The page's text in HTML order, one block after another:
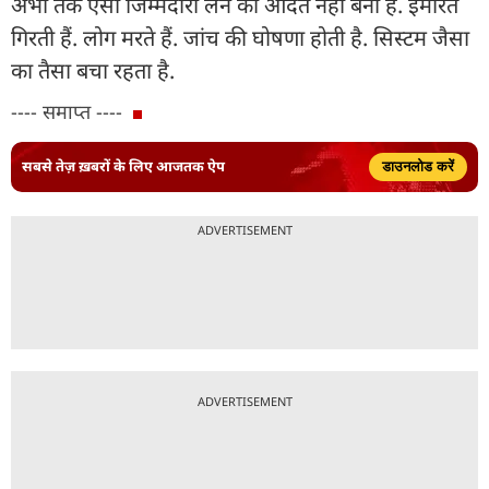
गिरती हैं. लोग मरते हैं. जांच की घोषणा होती है. सिस्टम जैसा
का तैसा बचा रहता है.
---- समाप्त ----
सबसे तेज़ ख़बरों के लिए आजतक ऐप डाउनलोड करें
ADVERTISEMENT
ADVERTISEMENT